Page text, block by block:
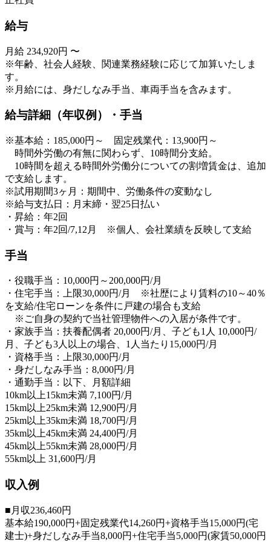
給与
月給 234,920円 〜
※年齢、社会人経験、関連業務経験に応じて加算いたしま
す。
※月給には、身だしなみ手当、車両手当を含みます。
給与詳細（年収例）・手当
※基本給：185,000円～ 固定残業代：13,900円～
時間外労働の有無に関わらず、10時間分支給。
10時間を超える時間外労働分についての割増賃金は、追加
で支給します。
※試用期間3ヶ月：期間中、労働条件の変動なし
※給与支払日：月末締・翌25日払い
・昇給：年2回
・賞与：年2回/7,12月 ※個人、会社業績を反映して支給
手当
・役職手当：10,000円～200,000円/月
・住宅手当：上限30,000円/月 ※社歴により賃料の10～40％
を支給/住宅ローンを条件に戸建の場合も支給
※ご自身の契約で当社管理物件への入居が条件です。
・家族手当：扶養配偶者 20,000円/月、子ども1人 10,000円/
月、子ども3人以上の場合、1人当たり15,000円/月
・資格手当：上限30,000円/月
・身だしなみ手当：8,000円/月
・通勤手当：以下、月額詳細
10km以上15km未満 7,100円/月
15km以上25km未満 12,900円/月
25km以上35km未満 18,700円/月
35km以上45km未満 24,400円/月
45km以上55km未満 28,000円/月
55km以上 31,600円/月
収入例
■月収236,460円
基本給190,000円+固定残業代14,260円+資格手当15,000円(宅
建士)+身だしなみ手当8,000円+住宅手当5,000円(家賃50,000円